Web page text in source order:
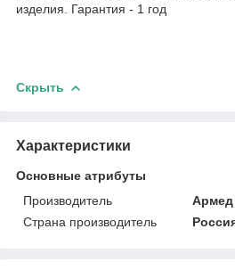
изделия. Гарантия - 1 год
Скрыть
Характеристики
Основные атрибуты
Производитель
Армед
Страна производитель